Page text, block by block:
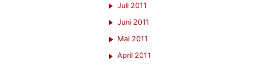
Juli 2011
Juni 2011
Mai 2011
April 2011